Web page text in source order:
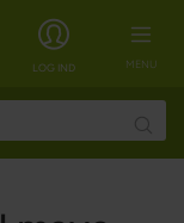
MENU
LOG IND